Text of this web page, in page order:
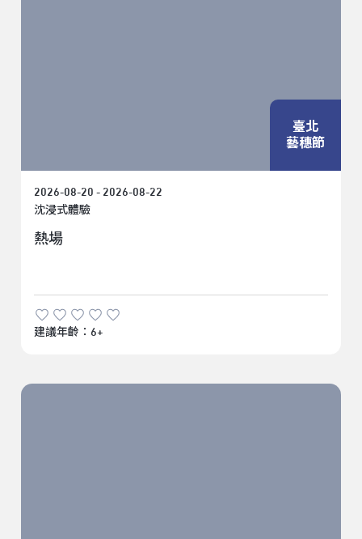
臺北
藝穗節
2026-08-20 - 2026-08-22
沈浸式體驗
熱場
建議年齡：6+